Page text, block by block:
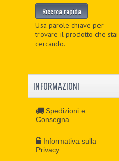
Usa parole chiave per
trovare il prodotto che stai
cercando.
INFORMAZIONI
Spedizioni e
Consegna
Informativa sulla
Privacy